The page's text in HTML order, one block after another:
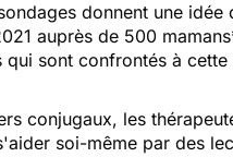
donnent une idée
auprès de 500
qui sont confrontés à
conjugaux, les
soi-même par des